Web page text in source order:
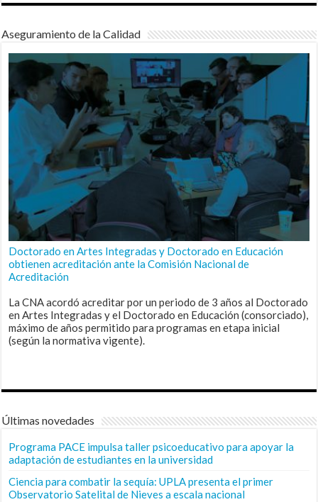
Aseguramiento de la Calidad
Doctorado en Artes Integradas y Doctorado en Educación
obtienen acreditación ante la Comisión Nacional de
Acreditación
La CNA acordó acreditar por un periodo de 3 años al Doctorado
en Artes Integradas y el Doctorado en Educación (consorciado),
máximo de años permitido para programas en etapa inicial
(según la normativa vigente).
Últimas novedades
Programa PACE impulsa taller psicoeducativo para apoyar la
adaptación de estudiantes en la universidad
Ciencia para combatir la sequía: UPLA presenta el primer
Observatorio Satelital de Nieves a escala nacional